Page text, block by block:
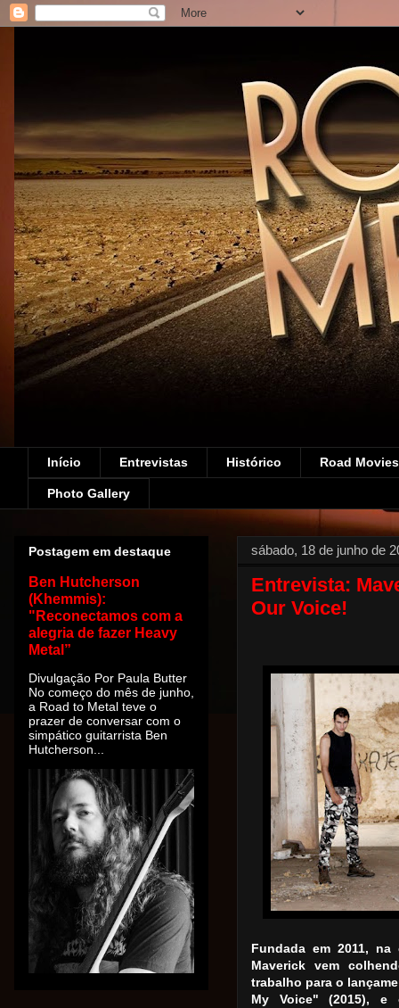
Início Entrevistas Histórico Road
Photo Gallery
sábado, 18 de junho de
Entrevista:
Our Voice!
Fundada em 2011,
Maverick vem
trabalho para o
My Voice" (2015), e
Postagem em destaque
Ben Hutcherson
(Khemmis):
"Reconectamos com a
alegria de fazer Heavy
Metal”
Divulgação Por Paula Butter
No começo do mês de junho,
a Road to Metal teve o
prazer de conversar com o
simpático guitarrista Ben
Hutcherson...